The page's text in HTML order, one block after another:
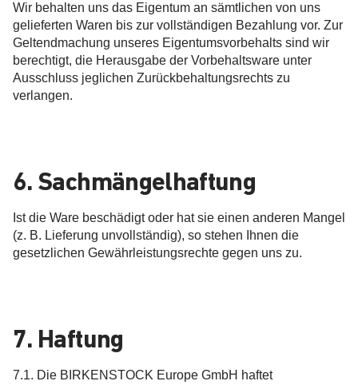
Wir behalten uns das Eigentum an sämtlichen von uns
gelieferten Waren bis zur vollständigen Bezahlung vor. Zur
Geltendmachung unseres Eigentumsvorbehalts sind wir
berechtigt, die Herausgabe der Vorbehaltsware unter
Ausschluss jeglichen Zurückbehaltungsrechts zu
verlangen.
6. Sachmängelhaftung
Ist die Ware beschädigt oder hat sie einen anderen Mangel
(z. B. Lieferung unvollständig), so stehen Ihnen die
gesetzlichen Gewährleistungsrechte gegen uns zu.
7. Haftung
7.1. Die BIRKENSTOCK Europe GmbH haftet